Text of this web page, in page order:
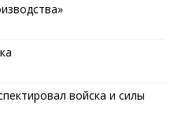
войска и силы